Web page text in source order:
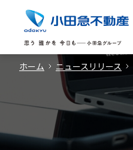
ホーム ニュースリリース